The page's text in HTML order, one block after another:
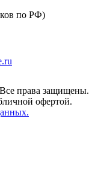
по РФ)
права защищены.
офертой.